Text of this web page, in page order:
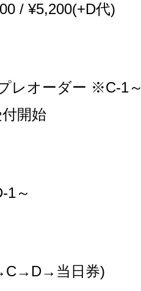
/ ¥5,200(+D代)
レオーダー ※C-1
付開始
1～
C→ D→当日券)